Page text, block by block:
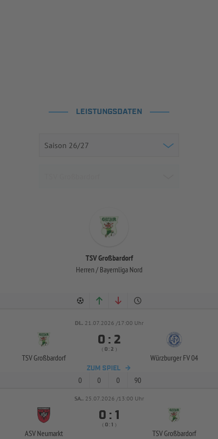
LEISTUNGSDATEN
TSV Großbardorf
Herren / Bayernliga Nord
DI.. 21.07.2026 /17:00 Uhr
TSV Großbardorf
 : 
( :  )
Würzburger FV 04
ZUM SPIEL
0 0 0 90
SA.. 25.07.2026 /13:00 Uhr
ASV Neumarkt
 : 
( :  )
TSV Großbardorf